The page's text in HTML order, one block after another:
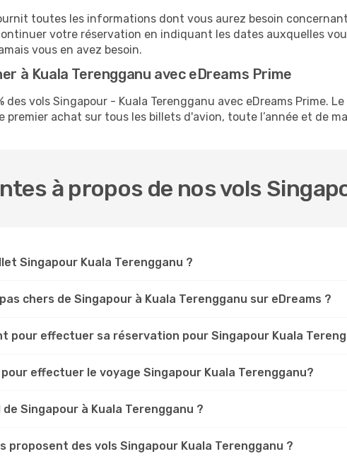
toutes les informations dont vous aurez besoin
votre réservation en indiquant les dates auxquelles
vous en avez besoin.
à Kuala Terengganu avec eDreams Prime
vols Singapour - Kuala Terengganu avec eDreams Prime.
premier achat sur tous les billets d'avion, toute l’année et de
à propos de nos vols
Singapour Kuala Terengganu ?
chers de Singapour à Kuala Terengganu sur eDreams ?
pour effectuer sa réservation pour Singapour Kuala
effectuer le voyage Singapour Kuala Terengganu?
Singapour à Kuala Terengganu ?
proposent des vols Singapour Kuala Terengganu ?